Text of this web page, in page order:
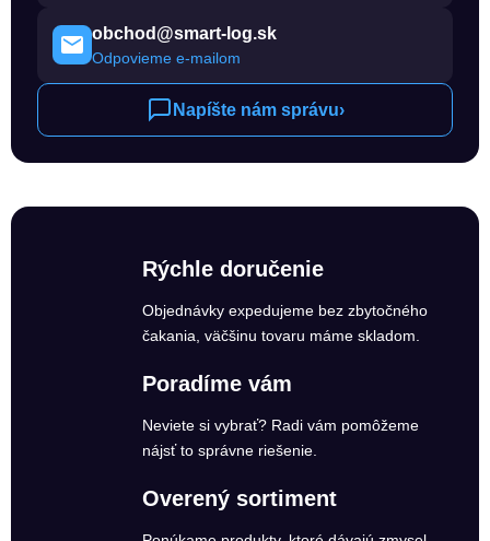
obchod@smart-log.sk
Odpovieme e-mailom
Napíšte nám správu›
Rýchle doručenie
Objednávky expedujeme bez zbytočného
čakania, väčšinu tovaru máme skladom.
Poradíme vám
Neviete si vybrať? Radi vám pomôžeme
nájsť to správne riešenie.
Overený sortiment